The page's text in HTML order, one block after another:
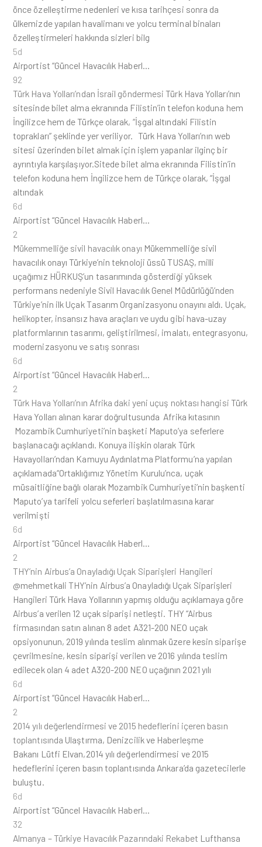
önce özelleştirme nedenleri ve kısa tarihçesi sonra da
ülkemizde yapılan havalimanı ve yolcu terminal binaları
özelleştirmeleri hakkında sizleri bilg
5d
Airportist “Güncel Havacılık Haberl…
92
Türk Hava Yolları’ndan İsrail göndermesi Türk Hava Yolları’nın
sitesinde bilet alma ekranında Filistin’in telefon koduna hem
İngilizce hem de Türkçe olarak, “İşgal altındaki Filistin
toprakları” şeklinde yer veriliyor. Türk Hava Yolları’nın web
sitesi üzerinden bilet almak için işlem yapanlar ilginç bir
ayrıntıyla karşılaşıyor.Sitede bilet alma ekranında Filistin’in
telefon koduna hem İngilizce hem de Türkçe olarak, “İşgal
altındak
6d
Airportist “Güncel Havacılık Haberl…
2
Mükemmelliğe sivil havacılık onayı Mükemmelliğe sivil
havacılık onayı Türkiye’nin teknoloji üssü TUSAŞ, milli
uçağımız HÜRKUŞ’un tasarımında gösterdiği yüksek
performans nedeniyle Sivil Havacılık Genel Müdürlüğü’nden
Türkiye’nin ilk Uçak Tasarım Organizasyonu onayını aldı. Uçak,
helikopter, insansız hava araçları ve uydu gibi hava-uzay
platformlarının tasarımı, geliştirilmesi, imalatı, entegrasyonu,
modernizasyonu ve satış sonrası
6d
Airportist “Güncel Havacılık Haberl…
2
Türk Hava Yolları’nın Afrika daki yeni uçuş noktası hangisi Türk
Hava Yolları alınan karar doğrultusunda Afrika kıtasının
Mozambik Cumhuriyeti’nin başketi Maputo’ya seferlere
başlanacağı açıklandı. Konuya ilişkin olarak Türk
Havayolları’ndan Kamuyu Aydınlatma Platformu’na yapılan
açıklamada“Ortaklığımız Yönetim Kurulu’nca, uçak
müsaitliğine bağlı olarak Mozambik Cumhuriyeti’nin başkenti
Maputo’ya tarifeli yolcu seferleri başlatılmasına karar
verilmişti
6d
Airportist “Güncel Havacılık Haberl…
2
THY’nin Airbus’a Onayladığı Uçak Siparişleri Hangileri
@mehmetkali THY’nin Airbus’a Onayladığı Uçak Siparişleri
Hangileri Türk Hava Yollarının yapmış olduğu açıklamaya göre
Airbus’a verilen 12 uçak siparişi netleşti. THY “Airbus
firmasından satın alınan 8 adet A321-200 NEO uçak
opsiyonunun, 2019 yılında teslim alınmak üzere kesin siparişe
çevrilmesine, kesin siparişi verilen ve 2016 yılında teslim
edilecek olan 4 adet A320-200 NEO uçağının 2021 yılı
6d
Airportist “Güncel Havacılık Haberl…
2
2014 yılı değerlendirmesi ve 2015 hedeflerini içeren basın
toplantısında Ulaştırma, Denizcilik ve Haberleşme
Bakanı Lütfi Elvan,2014 yılı değerlendirmesi ve 2015
hedeflerini içeren basın toplantısında Ankara’da gazetecilerle
buluştu.
6d
Airportist “Güncel Havacılık Haberl…
32
Almanya – Türkiye Havacılık Pazarındaki Rekabet Lufthansa